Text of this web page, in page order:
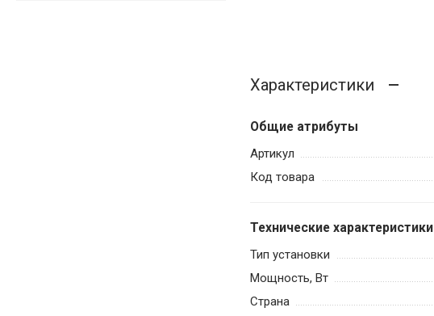
Характеристики
Общие атрибуты
Артикул
Код товара
Технические характеристики
Тип установки
Мощность, Вт
Страна